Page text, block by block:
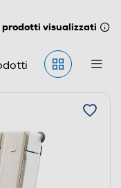
prodotti visualizzati